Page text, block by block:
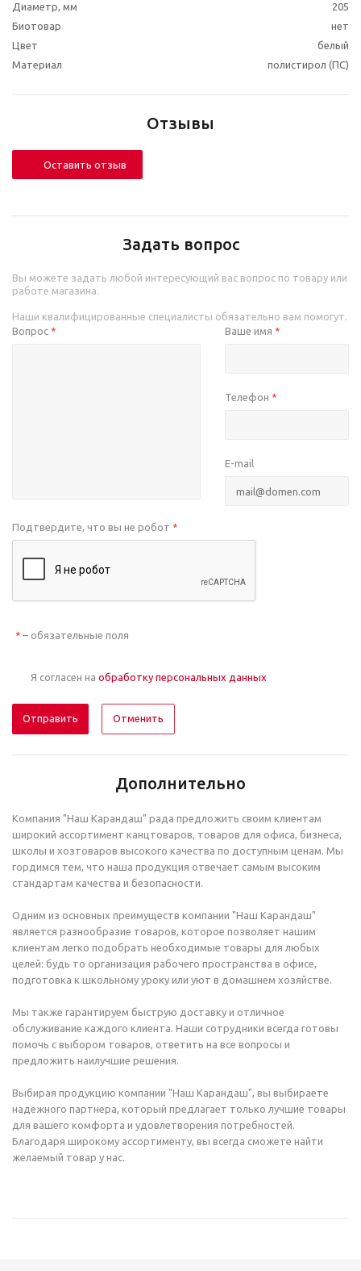
Диаметр, мм
205
Биотовар
нет
Цвет
белый
Материал
полистирол (ПС)
Отзывы
Оставить отзыв
Задать вопрос
Вы можете задать любой интересующий вас вопрос по товару или
работе магазина.
Наши квалифицированные специалисты обязательно вам помогут.
Вопрос * Ваше имя *
Телефон *
E-mail
Подтвердите, что вы не робот *
* – обязательные поля
Я согласен на обработку персональных данных
Отменить
Дополнительно
Компания "Наш Карандаш" рада предложить своим клиентам
широкий ассортимент канцтоваров, товаров для офиса, бизнеса,
школы и хозтоваров высокого качества по доступным ценам. Мы
гордимся тем, что наша продукция отвечает самым высоким
стандартам качества и безопасности.
Одним из основных преимуществ компании "Наш Карандаш"
является разнообразие товаров, которое позволяет нашим
клиентам легко подобрать необходимые товары для любых
целей: будь то организация рабочего пространства в офисе,
подготовка к школьному уроку или уют в домашнем хозяйстве.
Мы также гарантируем быструю доставку и отличное
обслуживание каждого клиента. Наши сотрудники всегда готовы
помочь с выбором товаров, ответить на все вопросы и
предложить наилучшие решения.
Выбирая продукцию компании "Наш Карандаш", вы выбираете
надежного партнера, который предлагает только лучшие товары
для вашего комфорта и удовлетворения потребностей.
Благодаря широкому ассортименту, вы всегда сможете найти
желаемый товар у нас.